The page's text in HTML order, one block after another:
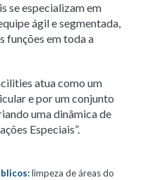
se especializam em
ágil e segmentada,
funções em toda a
atua como um
e por um conjunto
uma dinâmica de
Especiais”.
limpeza de áreas do